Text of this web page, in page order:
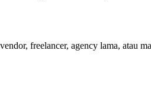
freelancer, agency lama, atau